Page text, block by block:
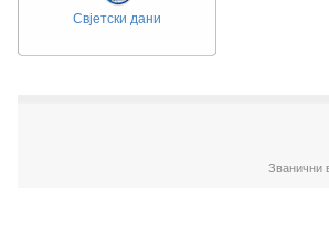
Свјетски дани
Званични